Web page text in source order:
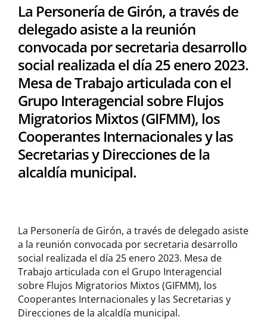
La Personería de Girón, a través de
delegado asiste a la reunión
convocada por secretaria desarrollo
social realizada el día 25 enero 2023.
Mesa de Trabajo articulada con el
Grupo Interagencial sobre Flujos
Migratorios Mixtos (GIFMM), los
Cooperantes Internacionales y las
Secretarias y Direcciones de la
alcaldía municipal.
La Personería de Girón, a través de delegado asiste
a la reunión convocada por secretaria desarrollo
social realizada el día 25 enero 2023. Mesa de
Trabajo articulada con el Grupo Interagencial
sobre Flujos Migratorios Mixtos (GIFMM), los
Cooperantes Internacionales y las Secretarias y
Direcciones de la alcaldía municipal.